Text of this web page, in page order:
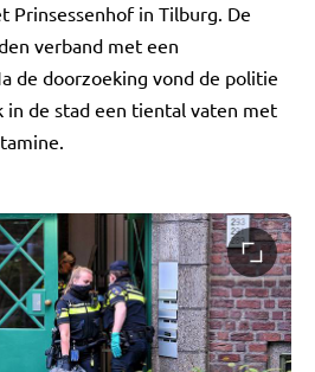
Prinsessenhof in Tilburg. De
verband met een
de doorzoeking vond de politie
in de stad een tiental vaten met